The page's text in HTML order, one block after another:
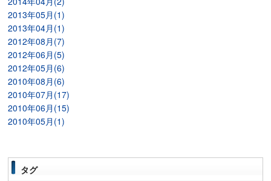
2013年05月(1)
2013年04月(1)
2012年08月(7)
2012年06月(5)
2012年05月(6)
2010年08月(6)
2010年07月(17)
2010年06月(15)
2010年05月(1)
タグ